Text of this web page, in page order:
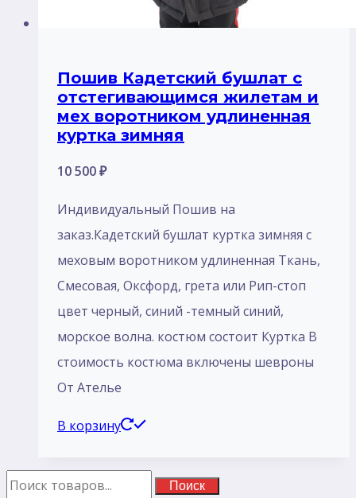
Пошив Кадетский бушлат с
отстегивающимся жилетам и
мех воротником удлиненная
куртка зимняя
10 500₽
Индивидуальный Пошив на
заказ.Кадетский бушлат куртка зимняя с
меховым воротником удлиненная Ткань,
Смесовая, Оксфорд, грета или Рип-стоп
цвет черный, синий -темный синий,
морское волна. костюм состоит Куртка В
стоимость костюма включены шевроны
От Ателье
В корзину
Поиск